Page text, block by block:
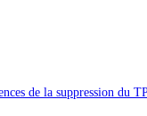
de la suppression du